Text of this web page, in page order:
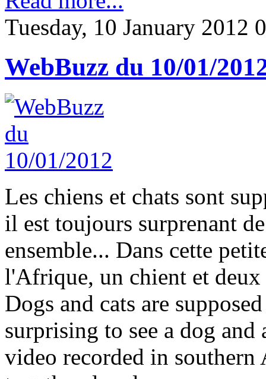
Tuesday, 10 January 2012
WebBuzz du 10/01/
Les chiens et chats sont
il est toujours surprenant
ensemble... Dans cette
l'Afrique, un chient et deux
Dogs and cats are
surprising to see a dog
video recorded in